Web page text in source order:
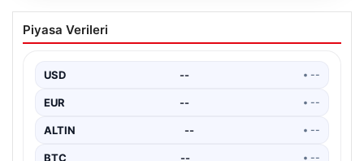
İstanbul’un 8 İlçesinde Geniş Kapsamlı
Su Kesintisi Gerçekleşecek
önemli altyapı yenileme çalışmaları kapsamında şehrin…
Piyasa Verileri
USD -- • --
EUR -- • --
ALTIN -- • --
BTC -- • --